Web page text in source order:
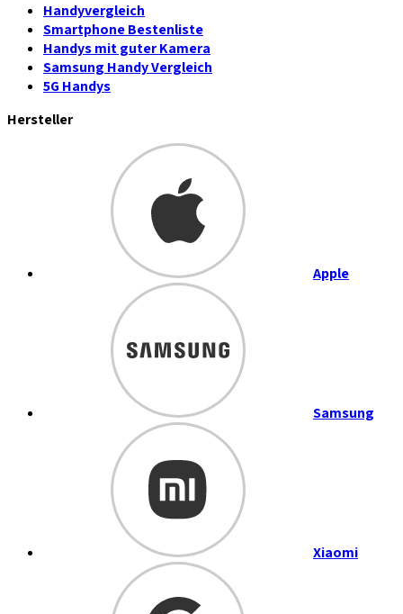
Handyvergleich
Smartphone Bestenliste
Handys mit guter Kamera
Samsung Handy Vergleich
5G Handys
Hersteller
Apple
Samsung
Xiaomi